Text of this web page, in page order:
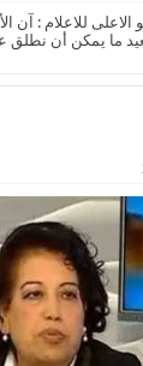
للاعلام : آن
ما يمكن أن نطلق